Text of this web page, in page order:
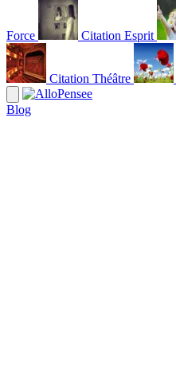
Force Citation Esprit
Citation Théâtre
Blog